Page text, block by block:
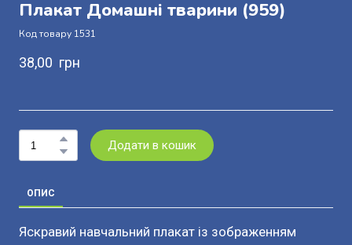
Плакат Домашні тварини (959)
Код товару 1531
38,00  грн
Додати в кошик
ОПИС
Яскравий навчальний плакат із зображенням